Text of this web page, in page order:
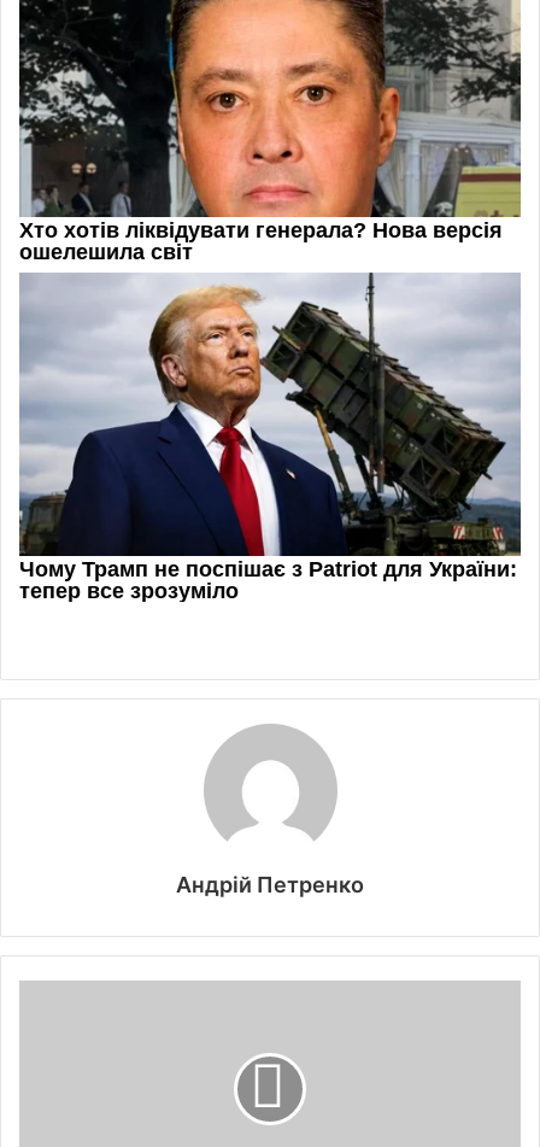
Андрій Петренко